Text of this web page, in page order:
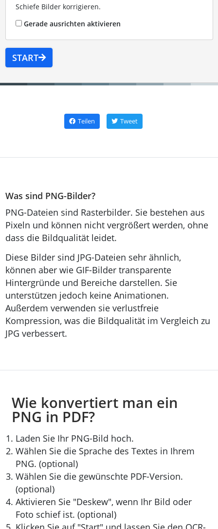
Schiefe Bilder korrigieren.
Gerade ausrichten aktivieren
START
Teilen Tweet
Was sind PNG-Bilder?
PNG-Dateien sind Rasterbilder. Sie bestehen aus
Pixeln und können nicht vergrößert werden, ohne
dass die Bildqualität leidet.
Diese Bilder sind JPG-Dateien sehr ähnlich,
können aber wie GIF-Bilder transparente
Hintergründe und Bereiche darstellen. Sie
unterstützen jedoch keine Animationen.
Außerdem verwenden sie verlustfreie
Kompression, was die Bildqualität im Vergleich zu
JPG verbessert.
Wie konvertiert man ein
PNG in PDF?
Laden Sie Ihr PNG-Bild hoch.
Wählen Sie die Sprache des Textes in Ihrem
PNG. (optional)
Wählen Sie die gewünschte PDF-Version.
(optional)
Aktivieren Sie "Deskew", wenn Ihr Bild oder
Foto schief ist. (optional)